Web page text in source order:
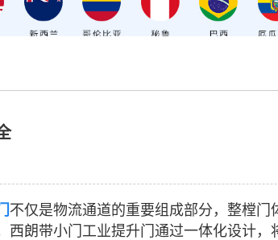
不仅是物流通道的重要组成部分，整樘门
朗带小门工业提升门通过一体化设计，